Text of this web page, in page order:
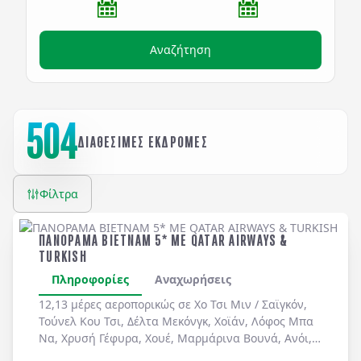
Αναζήτηση
504ΔΙΑΘΕΣΙΜΕΣ ΕΚΔΡΟΜΕΣ
Φίλτρα
ΠΑΝΟΡΑΜΑ ΒΙΕΤΝΑΜ 5* ME QATAR AIRWAYS &
TURKISH
Πληροφορίες
Αναχωρήσεις
12,13 μέρες αεροπορικώς σε Χο Τσι Μιν / Σαϊγκόν,
Τούνελ Κου Τσι, Δέλτα Μεκόνγκ, Χοϊάν, Λόφος Μπα
Να, Χρυσή Γέφυρα, Χουέ, Μαρμάρινα Βουνά, Ανόι,